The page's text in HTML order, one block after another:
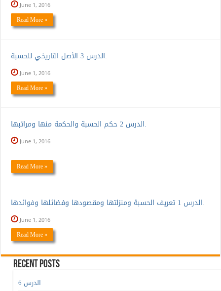
June 1, 2016
Read More »
الدرس 3 الأصل التاريخي للحسبة.
June 1, 2016
Read More »
الدرس 2 حكم الحسبة والحكمة منها ومراتبها.
June 1, 2016
Read More »
الدرس 1 تعريف الحسبة ومنزلتها ومقصودها وفضائلها وفوائدها.
June 1, 2016
Read More »
Recent Posts
الدرس 6